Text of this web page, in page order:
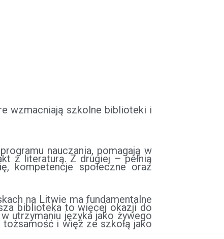
wzmacniają szkolne biblioteki i
nauczania, pomagają w
z literaturą. Z drugiej – pełnią
kompetencje społeczne oraz
na Litwie ma fundamentalne
biblioteka to więcej okazji do
utrzymaniu języka jako żywego
i więź ze szkołą jako